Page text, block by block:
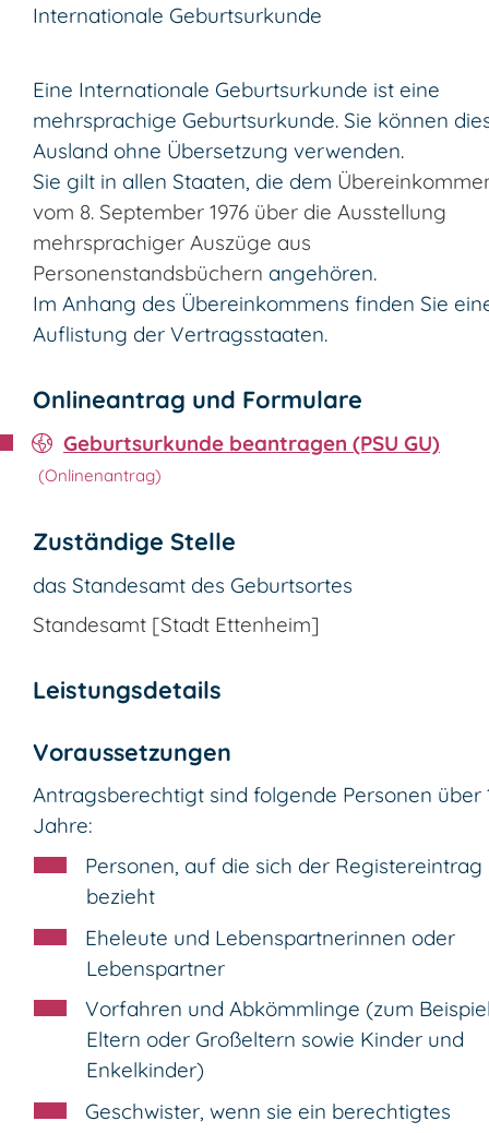
Internationale Geburtsurkunde
Eine Internationale Geburtsurkunde ist eine
mehrsprachige Geburtsurkunde. Sie können
Ausland ohne Übersetzung verwenden.
Sie gilt in allen Staaten, die dem
vom 8. September 1976 über die Ausstellung
mehrsprachiger Auszüge aus
Personenstandsbüchern angehören.
Im Anhang des Übereinkommens finden Sie
Auflistung der Vertragsstaaten.
Onlineantrag und Formulare
Geburtsurkunde beantragen (PSU GU)
Zuständige Stelle
das Standesamt des Geburtsortes
Standesamt [Stadt Ettenheim]
Leistungsdetails
Voraussetzungen
Antragsberechtigt sind folgende Personen über
Jahre:
Personen, auf die sich der Registereintrag
bezieht
Eheleute und Lebenspartnerinnen oder
Lebenspartner
Vorfahren und Abkömmlinge (zum
Eltern oder Großeltern sowie Kinder und
Enkelkinder)
Geschwister, wenn sie ein berechtigtes